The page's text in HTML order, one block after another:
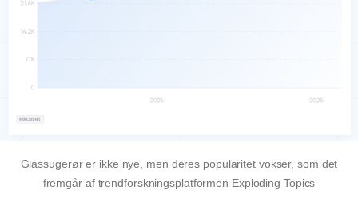
Glassugerør er ikke nye, men deres popularitet vokser, som det
fremgår af trendforskningsplatformen Exploding Topics